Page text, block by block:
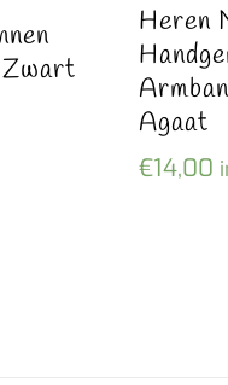
Heren
Agaat
€14,00